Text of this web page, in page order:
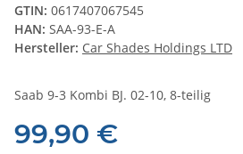
GTIN: 0617407067545
HAN: SAA-93-E-A
Hersteller: Car Shades Holdings LTD
Saab 9-3 Kombi BJ. 02-10, 8-teilig
99,90 €